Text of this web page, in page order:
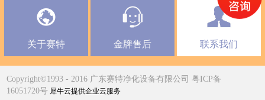
关于赛特 金牌售后 联系我们
Copyright©1993 - 2016 广东赛特净化设备有限公司 粤ICP备
16051720号 犀牛云提供企业云服务